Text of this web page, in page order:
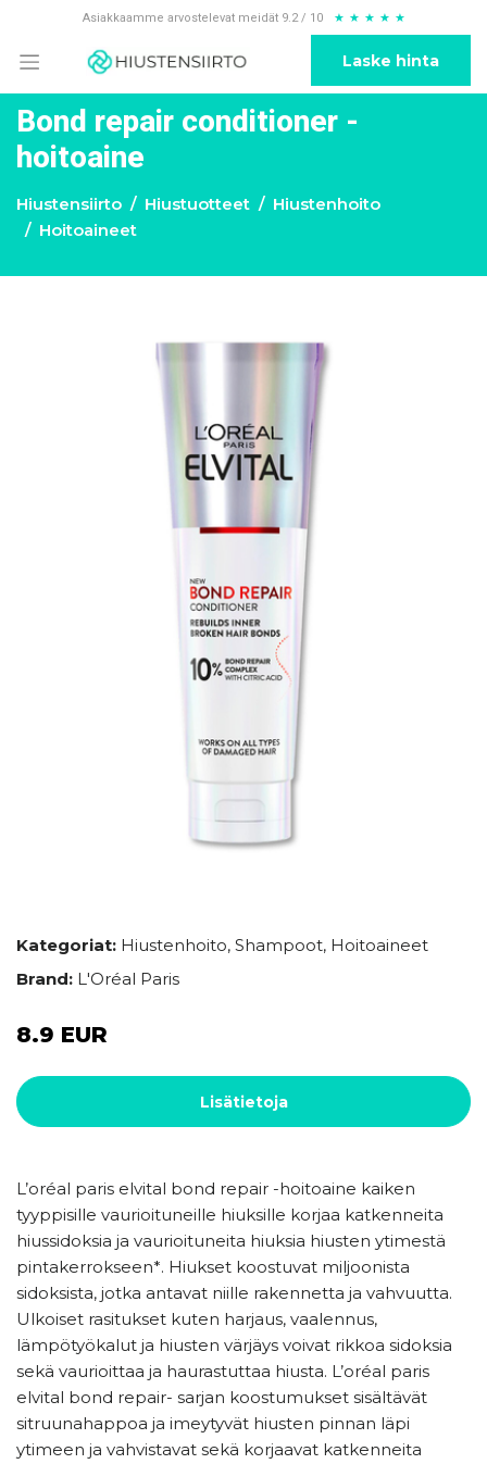
Asiakkaamme arvostelevat meidät 9.2 / 10 ★ ★ ★ ★ ★
Laske hinta
Bond repair conditioner -
hoitoaine
Hiustensiirto Hiustuotteet
Hiustenhoito
Hoitoaineet
Kategoriat: Hiustenhoito, Shampoot, Hoitoaineet
Brand: L'Oréal Paris
8.9 EUR
Lisätietoja
L’oréal paris elvital bond repair -hoitoaine kaiken
tyyppisille vaurioituneille hiuksille korjaa katkenneita
hiussidoksia ja vaurioituneita hiuksia hiusten ytimestä
pintakerrokseen*. Hiukset koostuvat miljoonista
sidoksista, jotka antavat niille rakennetta ja vahvuutta.
Ulkoiset rasitukset kuten harjaus, vaalennus,
lämpötyökalut ja hiusten värjäys voivat rikkoa sidoksia
sekä vaurioittaa ja haurastuttaa hiusta. L’oréal paris
elvital bond repair- sarjan koostumukset sisältävät
sitruunahappoa ja imeytyvät hiusten pinnan läpi
ytimeen ja vahvistavat sekä korjaavat katkenneita